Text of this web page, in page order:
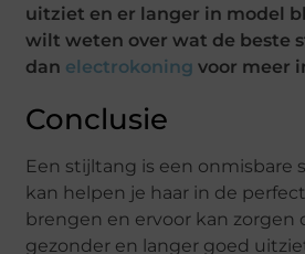
uitziet en er langer in model
wilt weten over wat de beste
dan electrokoning voor meer
Conclusie
Een stijltang is een onmisbare
kan helpen je haar in de
brengen en ervoor kan zorgen
gezonder en langer goed